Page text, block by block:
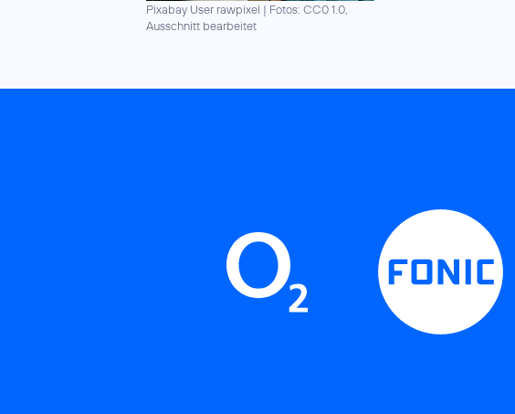
Pixabay User rawpixel | Fotos: CC0 1.0,
Ausschnitt bearbeitet